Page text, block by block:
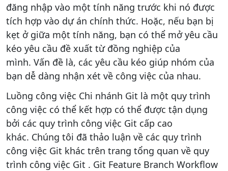
đăng nhập vào một tính năng trước khi nó được
tích hợp vào dự án chính thức. Hoặc, nếu bạn bị
kẹt ở giữa một tính năng, bạn có thể mở yêu cầu
kéo yêu cầu đề xuất từ ​​đồng nghiệp của
mình. Vấn đề là, các yêu cầu kéo giúp nhóm của
bạn dễ dàng nhận xét về công việc của nhau.
Luồng công việc Chi nhánh Git là một quy trình
công việc có thể kết hợp có thể được tận dụng
bởi các quy trình công việc Git cấp cao
khác. Chúng tôi đã thảo luận về các quy trình
công việc Git khác trên trang tổng quan về quy
trình công việc Git . Git Feature Branch Workflow